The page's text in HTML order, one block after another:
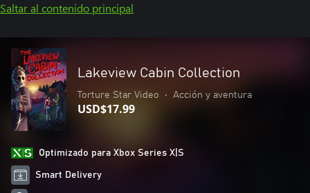
Saltar al contenido principal
Lakeview Cabin Collection
Torture Star Video • Acción y aventura
USD$17.99
Optimizado para Xbox Series X|S
Smart Delivery